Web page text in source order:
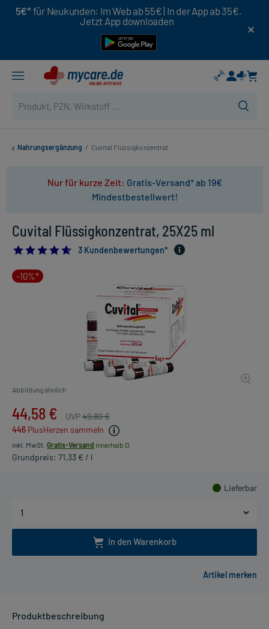
5€* für Neukunden: Im Web ab 55€ | In der App ab 35€.
Jetzt App downloaden
Nahrungsergänzung / Cuvital Flüssigkonzentrat
Nur für kurze Zeit: Gratis-Versand* ab 19€
Mindestbestellwert!
Cuvital Flüssigkonzentrat, 25X25 ml
4.666666666666667
3 Kundenbewertungen*
-10%*
Abbildung ähnlich
44,58 € UVP49,80 €
446 PlusHerzen sammeln
inkl. MwSt. Gratis-Versand innerhalb D.
Grundpreis: 71,33 € / l
Lieferbar
In den Warenkorb
Produktbeschreibung